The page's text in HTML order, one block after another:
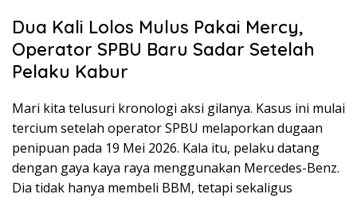
Dua Kali Lolos Mulus Pakai Mercy,
Operator SPBU Baru Sadar Setelah
Pelaku Kabur
Mari kita telusuri kronologi aksi gilanya. Kasus ini mulai
tercium setelah operator SPBU melaporkan dugaan
penipuan pada 19 Mei 2026. Kala itu, pelaku datang
dengan gaya kaya raya menggunakan Mercedes-Benz.
Dia tidak hanya membeli BBM, tetapi sekaligus